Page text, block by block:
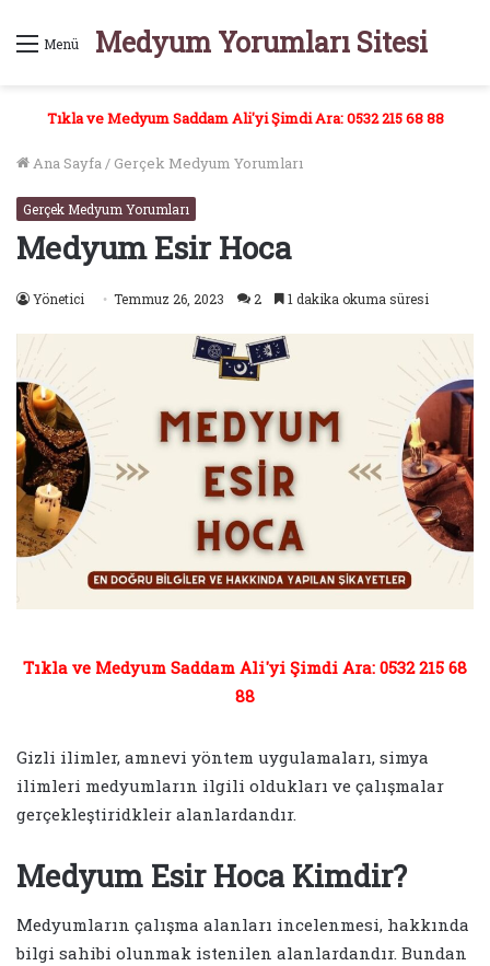
Menü Medyum Yorumları Sitesi
Tıkla ve Medyum Saddam Ali'yi Şimdi Ara: 0532 215 68 88
Ana Sayfa/ Gerçek Medyum Yorumları
Gerçek Medyum Yorumları
Medyum Esir Hoca
Yönetici Temmuz 26, 2023 2 1 dakika okuma süresi
Tıkla ve Medyum Saddam Ali'yi Şimdi Ara: 0532 215 68
88
Gizli ilimler, amnevi yöntem uygulamaları, simya
ilimleri medyumların ilgili oldukları ve çalışmalar
gerçekleştiridkleir alanlardandır.
Medyum Esir Hoca Kimdir?
Medyumların çalışma alanları incelenmesi, hakkında
bilgi sahibi olunmak istenilen alanlardandır. Bundan